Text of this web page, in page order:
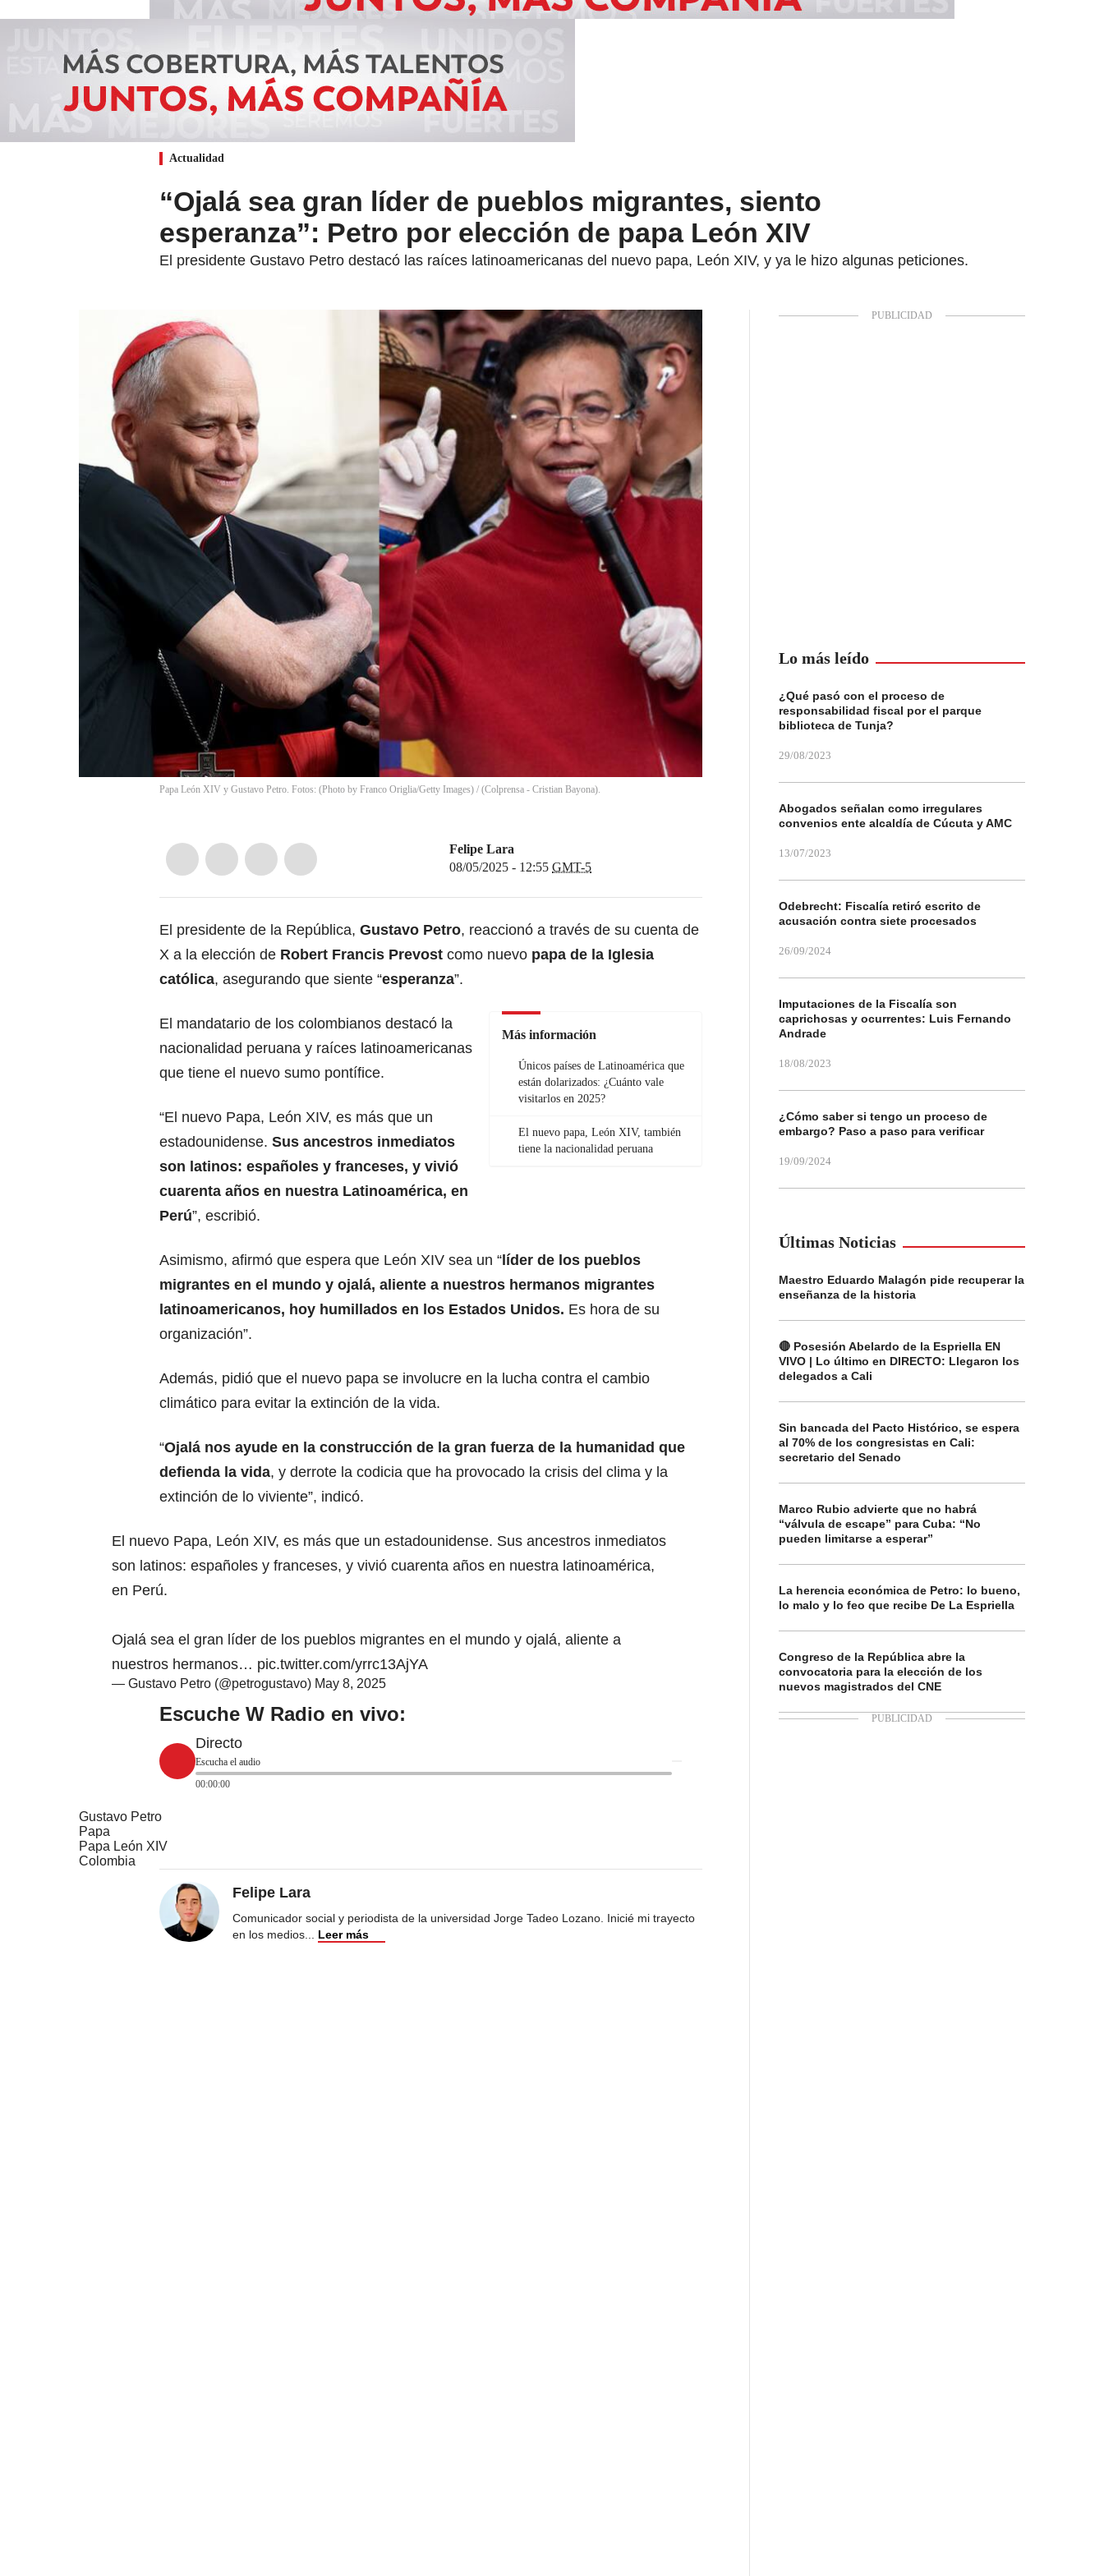
Actualidad
“Ojalá sea gran líder de pueblos migrantes, siento
esperanza”: Petro por elección de papa León XIV
El presidente Gustavo Petro destacó las raíces latinoamericanas del nuevo papa, León XIV, y ya le hizo algunas peticiones.
Papa León XIV y Gustavo Petro. Fotos: (Photo by Franco Origlia/Getty Images) / (Colprensa - Cristian Bayona).
Felipe Lara
08/05/2025 - 12:55 GMT-5
El presidente de la República, Gustavo Petro, reaccionó a través de su cuenta de
X a la elección de Robert Francis Prevost como nuevo papa de la Iglesia
católica, asegurando que siente “esperanza”.
Más información
Únicos países de Latinoamérica que
están dolarizados: ¿Cuánto vale
visitarlos en 2025?
El nuevo papa, León XIV, también
tiene la nacionalidad peruana
El mandatario de los colombianos destacó la
nacionalidad peruana y raíces latinoamericanas
que tiene el nuevo sumo pontífice.
“El nuevo Papa, León XIV, es más que un
estadounidense. Sus ancestros inmediatos
son latinos: españoles y franceses, y vivió
cuarenta años en nuestra Latinoamérica, en
Perú”, escribió.
Asimismo, afirmó que espera que León XIV sea un “ líder de los pueblos
migrantes en el mundo y ojalá, aliente a nuestros hermanos migrantes
latinoamericanos, hoy humillados en los Estados Unidos. Es hora de su
organización”.
Además, pidió que el nuevo papa se involucre en la lucha contra el cambio
climático para evitar la extinción de la vida.
“Ojalá nos ayude en la construcción de la gran fuerza de la humanidad que
defienda la vida, y derrote la codicia que ha provocado la crisis del clima y la
extinción de lo viviente”, indicó.
El nuevo Papa, León XIV, es más que un estadounidense. Sus ancestros inmediatos
son latinos: españoles y franceses, y vivió cuarenta años en nuestra latinoamérica,
en Perú.
Ojalá sea el gran líder de los pueblos migrantes en el mundo y ojalá, aliente a
nuestros hermanos… pic.twitter.com/yrrc13AjYA
— Gustavo Petro (@petrogustavo) May 8, 2025
Escuche W Radio en vivo:
Directo
Escucha el audio
00:00:00
Gustavo Petro
Papa
Papa León XIV
Colombia
Felipe Lara
Comunicador social y periodista de la universidad Jorge Tadeo Lozano. Inicié mi trayecto
en los medios... Leer más
Lo más leído
¿Qué pasó con el proceso de
responsabilidad fiscal por el parque
biblioteca de Tunja?
29/08/2023
Abogados señalan como irregulares
convenios ente alcaldía de Cúcuta y AMC
13/07/2023
Odebrecht: Fiscalía retiró escrito de
acusación contra siete procesados
26/09/2024
Imputaciones de la Fiscalía son
caprichosas y ocurrentes: Luis Fernando
Andrade
18/08/2023
¿Cómo saber si tengo un proceso de
embargo? Paso a paso para verificar
19/09/2024
Últimas Noticias
Maestro Eduardo Malagón pide recuperar la
enseñanza de la historia
🔴 Posesión Abelardo de la Espriella EN
VIVO | Lo último en DIRECTO: Llegaron los
delegados a Cali
Sin bancada del Pacto Histórico, se espera
al 70% de los congresistas en Cali:
secretario del Senado
Marco Rubio advierte que no habrá
“válvula de escape” para Cuba: “No
pueden limitarse a esperar”
La herencia económica de Petro: lo bueno,
lo malo y lo feo que recibe De La Espriella
Congreso de la República abre la
convocatoria para la elección de los
nuevos magistrados del CNE